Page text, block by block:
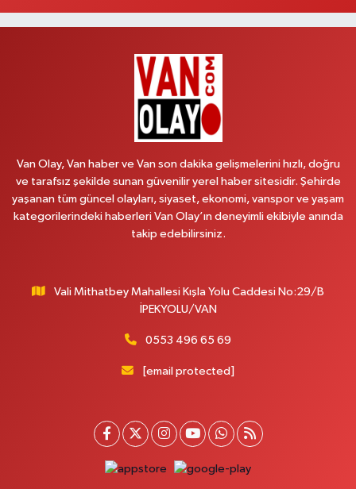
HEKİM HASTANESİ ACİL KARŞISI
Yol Tarifi Al
MAHMUDİYE MAH.ATATÜRK CAD.NO:17B
0 (531) 621 69 65 Yol Tarifi Al
Onay Eczanesi
MERAŞEL FEVZİ ÇAKMAK CAD. KÜLTÜR SARAYI KIZILAY KAN MERKEZİ
Yenı Derman Eczanesi
Akdamar Hastanesi Acil yanı. İpekyolu. Hatuniye mahallesi terzioğlu, Eski
Yol Tarifi Al
Kışla Mah.Çınarlı Cad.1038 Sk.No:93 3-4
0 (432) 354 37 36 Yol Tarifi Al
Van Olay, Van haber ve Van son dakika gelişmelerini hızlı, doğru
ve tarafsız şekilde sunan güvenilir yerel haber sitesidir. Şehirde
yaşanan tüm güncel olayları, siyaset, ekonomi, vanspor ve yaşam
kategorilerindeki haberleri Van Olay’ın deneyimli ekibiyle anında
takip edebilirsiniz.
Vali Mithatbey Mahallesi Kışla Yolu Caddesi No:29/B
İPEKYOLU/VAN
0553 496 65 69
[email protected]